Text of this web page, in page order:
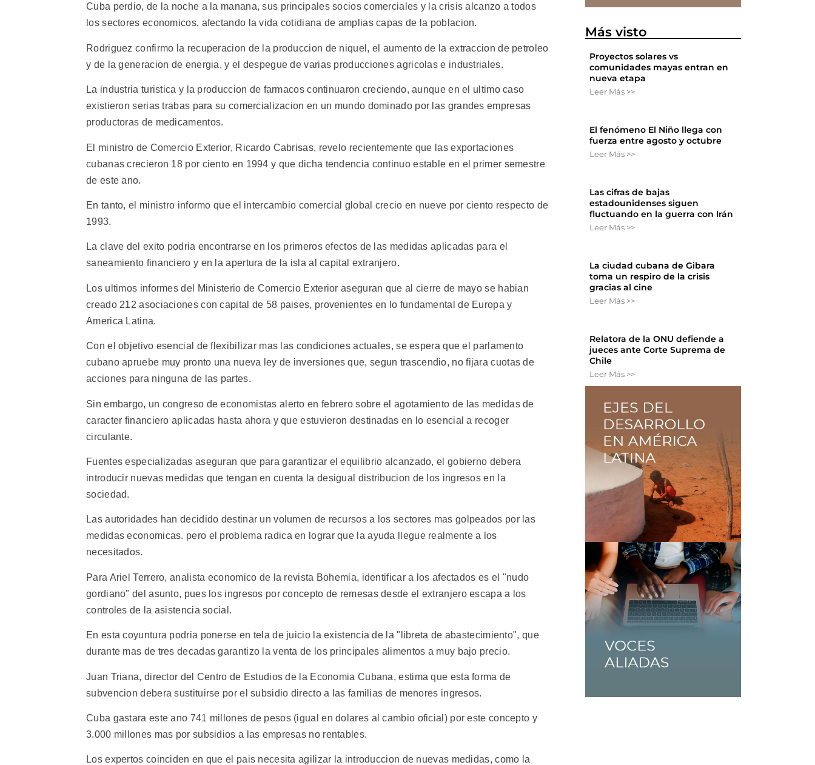
Cuba perdio, de la noche a la manana, sus principales socios comerciales y la crisis alcanzo a todos
los sectores economicos, afectando la vida cotidiana de amplias capas de la poblacion.
Rodriguez confirmo la recuperacion de la produccion de niquel, el aumento de la extraccion de petroleo
y de la generacion de energia, y el despegue de varias producciones agricolas e industriales.
La industria turistica y la produccion de farmacos continuaron creciendo, aunque en el ultimo caso
existieron serias trabas para su comercializacion en un mundo dominado por las grandes empresas
productoras de medicamentos.
El ministro de Comercio Exterior, Ricardo Cabrisas, revelo recientemente que las exportaciones
cubanas crecieron 18 por ciento en 1994 y que dicha tendencia continuo estable en el primer semestre
de este ano.
En tanto, el ministro informo que el intercambio comercial global crecio en nueve por ciento respecto de
1993.
La clave del exito podria encontrarse en los primeros efectos de las medidas aplicadas para el
saneamiento financiero y en la apertura de la isla al capital extranjero.
Los ultimos informes del Ministerio de Comercio Exterior aseguran que al cierre de mayo se habian
creado 212 asociaciones con capital de 58 paises, provenientes en lo fundamental de Europa y
America Latina.
Con el objetivo esencial de flexibilizar mas las condiciones actuales, se espera que el parlamento
cubano apruebe muy pronto una nueva ley de inversiones que, segun trascendio, no fijara cuotas de
acciones para ninguna de las partes.
Sin embargo, un congreso de economistas alerto en febrero sobre el agotamiento de las medidas de
caracter financiero aplicadas hasta ahora y que estuvieron destinadas en lo esencial a recoger
circulante.
Fuentes especializadas aseguran que para garantizar el equilibrio alcanzado, el gobierno debera
introducir nuevas medidas que tengan en cuenta la desigual distribucion de los ingresos en la
sociedad.
Las autoridades han decidido destinar un volumen de recursos a los sectores mas golpeados por las
medidas economicas. pero el problema radica en lograr que la ayuda llegue realmente a los
necesitados.
Para Ariel Terrero, analista economico de la revista Bohemia, identificar a los afectados es el "nudo
gordiano" del asunto, pues los ingresos por concepto de remesas desde el extranjero escapa a los
controles de la asistencia social.
En esta coyuntura podria ponerse en tela de juicio la existencia de la "libreta de abastecimiento", que
durante mas de tres decadas garantizo la venta de los principales alimentos a muy bajo precio.
Juan Triana, director del Centro de Estudios de la Economia Cubana, estima que esta forma de
subvencion debera sustituirse por el subsidio directo a las familias de menores ingresos.
Cuba gastara este ano 741 millones de pesos (igual en dolares al cambio oficial) por este concepto y
3.000 millones mas por subsidios a las empresas no rentables.
Los expertos coinciden en que el pais necesita agilizar la introduccion de nuevas medidas, como la
Más visto
Proyectos solares vs
comunidades mayas entran en
nueva etapa
Leer Más >>
El fenómeno El Niño llega con
fuerza entre agosto y octubre
Leer Más >>
Las cifras de bajas
estadounidenses siguen
fluctuando en la guerra con Irán
Leer Más >>
La ciudad cubana de Gibara
toma un respiro de la crisis
gracias al cine
Leer Más >>
Relatora de la ONU defiende a
jueces ante Corte Suprema de
Chile
Leer Más >>